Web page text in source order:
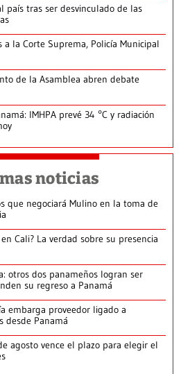
país tras ser desvinculado de las
a la Corte Suprema, Policía Municipal
de la Asamblea abren debate
IMHPA prevé 34 °C y radiación
noticias
que negociará Mulino en la toma de
Cali? La verdad sobre su presencia
otros dos panameños logran ser
su regreso a Panamá
embarga proveedor ligado a
desde Panamá
agosto vence el plazo para elegir el